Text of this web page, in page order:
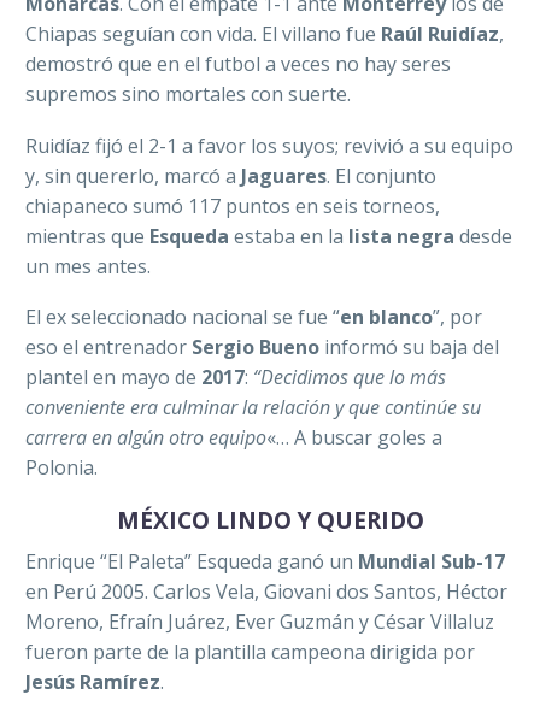
Chiapas seguían con vida. El villano fue Raúl Ruidíaz,
demostró que en el futbol a veces no hay seres
supremos sino mortales con suerte.
Ruidíaz fijó el 2-1 a favor los suyos; revivió a su equipo
y, sin quererlo, marcó a Jaguares. El conjunto
chiapaneco sumó 117 puntos en seis torneos,
mientras que Esqueda estaba en la lista negra desde
un mes antes.
El ex seleccionado nacional se fue “en blanco”, por
eso el entrenador Sergio Bueno informó su baja del
plantel en mayo de 2017: “Decidimos que lo más
conveniente era culminar la relación y que continúe su
carrera en algún otro equipo«… A buscar goles a
Polonia.
MÉXICO LINDO Y QUERIDO
Enrique “El Paleta” Esqueda ganó un Mundial Sub-17
en Perú 2005. Carlos Vela, Giovani dos Santos, Héctor
Moreno, Efraín Juárez, Ever Guzmán y César Villaluz
fueron parte de la plantilla campeona dirigida por
Jesús Ramírez.